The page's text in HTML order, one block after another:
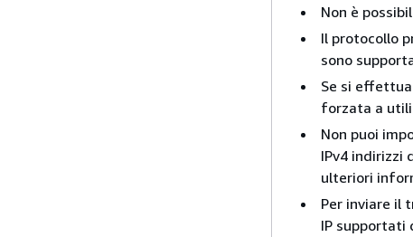
Non è
Il protocollo
sono
Se si
forzata a
Non puoi
IPv4 indirizzi
ulteriori
Per inviare il
IP supportati